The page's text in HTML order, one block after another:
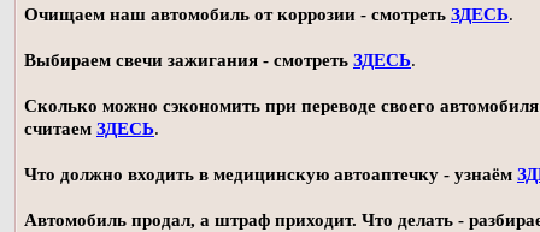
Очищаем наш автомобиль от коррозии - смотреть ЗДЕСЬ.
Выбираем свечи зажигания - смотреть ЗДЕСЬ.
Сколько можно сэкономить при переводе своего автомобиля
считаем ЗДЕСЬ.
Что должно входить в медицинскую автоаптечку - узнаём
Автомобиль продал, а штраф приходит. Что делать -